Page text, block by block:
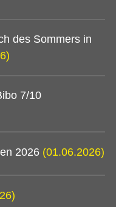
des Sommers in
7/10
2026 (01.06.2026)